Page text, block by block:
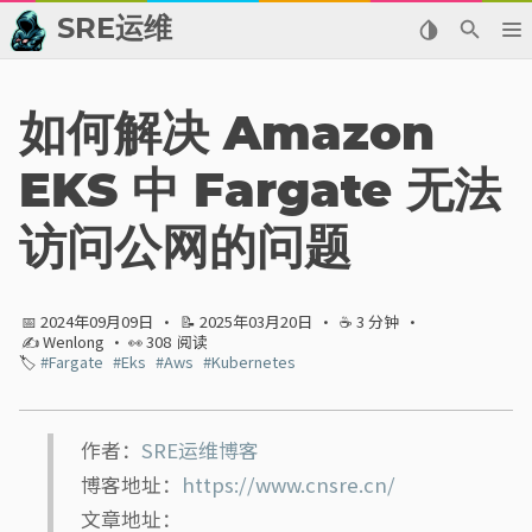
SRE运维
👬 友情链接
📈 热点新闻
💬 留言板
🙈 关于博主
如何解决 Amazon
EKS 中 Fargate 无法
访问公网的问题
📅 2024年09月09日 · 📝 2025年03月20日 · ☕ 3 分钟 ·
✍ Wenlong · 👀308 阅读
🏷️ #Fargate #Eks #Aws #Kubernetes
作者： SRE运维博客
博客地址： https://www.cnsre.cn/
文章地址：